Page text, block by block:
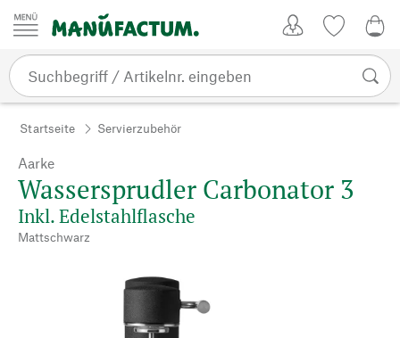
Zum Inhalt springen
Startseite Servierzubehör
Aarke
Wassersprudler Carbonator 3
Inkl. Edelstahlflasche
Mattschwarz